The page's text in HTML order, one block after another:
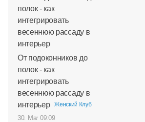
От подоконников до
полок - как
интегрировать
весеннюю рассаду в
интерьер
Женский Клуб
30. Mar 09:09